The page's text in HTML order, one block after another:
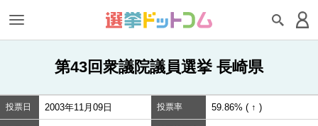
第43回衆議院議員選挙 長崎県
投票日 2003年11月09日 投票率 59.86% ( ↑ )